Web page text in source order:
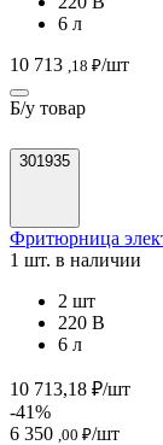
6 л
10 713 ,18 ₽/шт
Б/у товар
301935
Фритюрница
1 шт. в наличии
2 шт
220 В
6 л
10 713,18 ₽/шт
-41%
6 350 ,00 ₽/шт